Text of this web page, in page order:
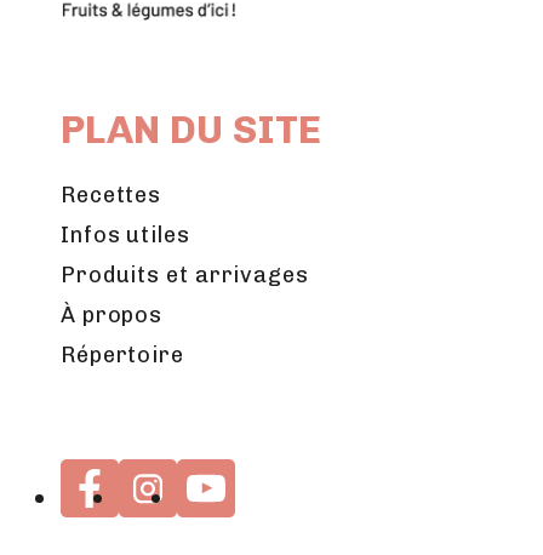
PLAN DU SITE
Recettes
Infos utiles
Produits et arrivages
À propos
Répertoire